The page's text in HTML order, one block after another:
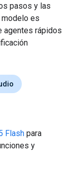
pasos y las
modelo es
agentes rápidos
Flash para
y